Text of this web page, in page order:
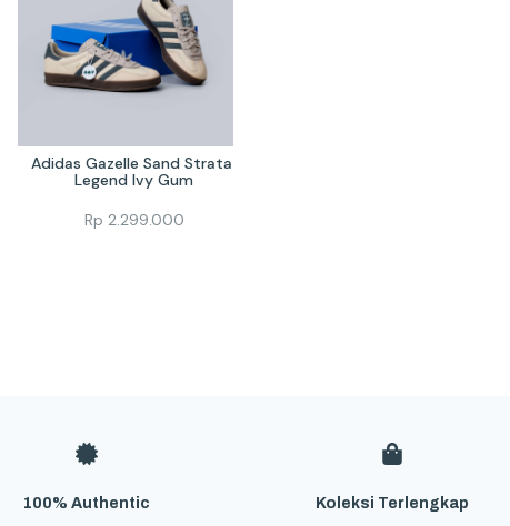
Adidas Gazelle Sand Strata
Legend Ivy Gum
Rp 2.299.000
100% Authentic Koleksi Terlengkap